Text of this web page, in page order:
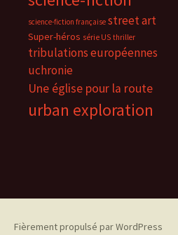
science-fiction française street art
Super-héros série US thriller
tribulations européennes
uchronie
Une église pour la route
urban exploration
Fièrement propulsé par WordPress